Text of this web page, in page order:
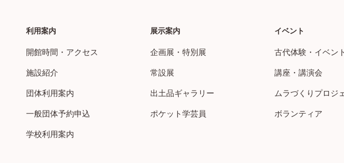
利用案内
開館時間・アクセス
施設紹介
団体利用案内
一般団体予約申込
学校利用案内
展示案内
企画展・特別展
常設展
出土品ギャラリー
ポケット学芸員
イベント
古代体験・イベント
講座・講演会
ムラづくりプロジ
ボランティア